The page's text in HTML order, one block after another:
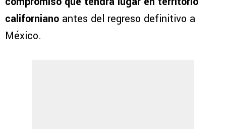
californiano antes del regreso definitivo a
México.